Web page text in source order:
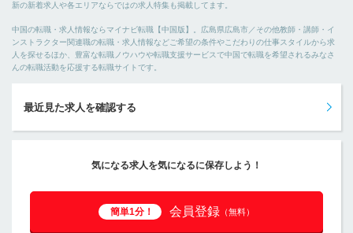
新の新着求人や各エリアならではの求人特集も掲載してます。
中国の転職・求人情報ならマイナビ転職【中国版】。広島県広島市／その他教師・講師・イ
ンストラクター関連職の転職・求人情報などご希望の条件やこだわりの仕事スタイルから求
人を探せるほか、豊富な転職ノウハウや転職支援サービスで中国で転職を希望されるみなさ
んの転職活動を応援する転職サイトです。
最近見た求人を確認する
気になる求人を気になるに保存しよう！
簡単1分！ 会員登録 （無料）